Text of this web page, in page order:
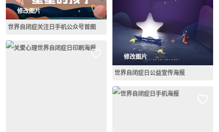
修改图片
世界自闭症关注日手机公众号首图
修改图片
世界自闭症日公益宣传海报